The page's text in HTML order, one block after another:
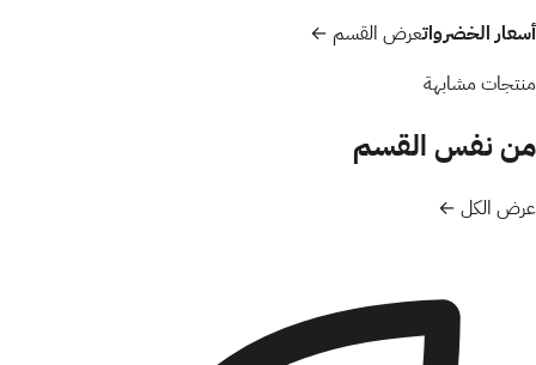
أسعار الخضرواتعرض القسم ←
منتجات مشابهة
من نفس القسم
عرض الكل ←